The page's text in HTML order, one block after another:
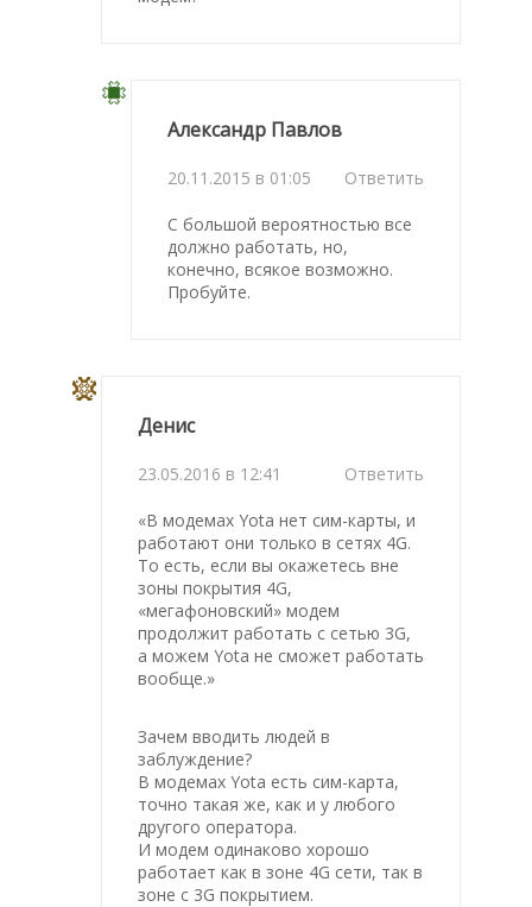
Александр Павлов
20.11.2015 в 01:05 Ответить
С большой вероятностью все
должно работать, но,
конечно, всякое возможно.
Пробуйте.
Денис
23.05.2016 в 12:41 Ответить
«В модемах Yota нет сим-карты, и
работают они только в сетях 4G.
То есть, если вы окажетесь вне
зоны покрытия 4G,
«мегафоновский» модем
продолжит работать с сетью 3G,
а можем Yota не сможет работать
вообще.»
Зачем вводить людей в
заблуждение?
В модемах Yota есть сим-карта,
точно такая же, как и у любого
другого оператора.
И модем одинаково хорошо
работает как в зоне 4G сети, так в
зоне с 3G покрытием.